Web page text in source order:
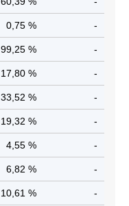
0,75 % -
99,25 % -
17,80 % -
33,52 % -
19,32 % -
4,55 % -
6,82 % -
10,61 % -